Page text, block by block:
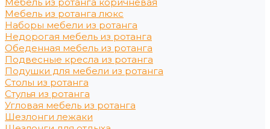
Мебель из ротанга люкс
Наборы мебели из ротанга
Недорогая мебель из ротанга
Обеденная мебель из ротанга
Подвесные кресла из ротанга
Подушки для мебели из ротанга
Столы из ротанга
Стулья из ротанга
Угловая мебель из ротанга
Шезлонги лежаки